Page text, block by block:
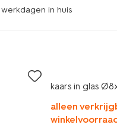
in huis
kaars in glas
alleen